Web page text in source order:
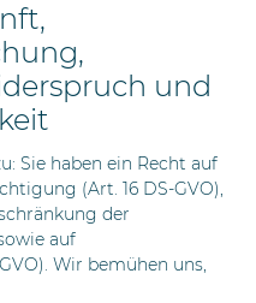
und
Sie haben ein Recht auf
(Art. 16 DS-GVO),
der
auf
Wir bemühen uns,